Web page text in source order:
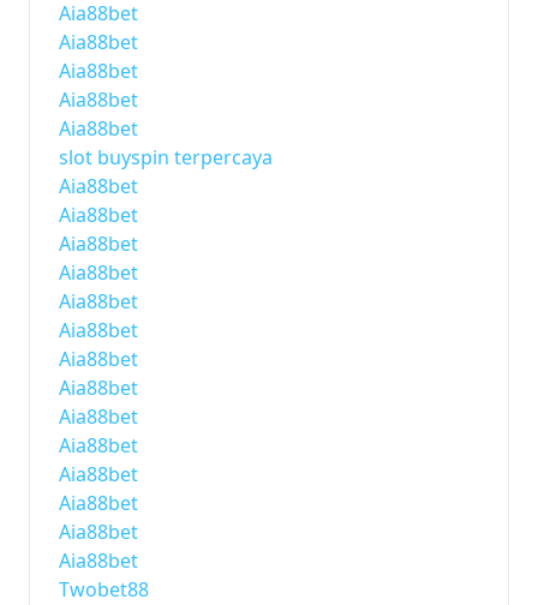
Aia88bet
Aia88bet
Aia88bet
Aia88bet
Aia88bet
slot buyspin terpercaya
Aia88bet
Aia88bet
Aia88bet
Aia88bet
Aia88bet
Aia88bet
Aia88bet
Aia88bet
Aia88bet
Aia88bet
Aia88bet
Aia88bet
Aia88bet
Aia88bet
Twobet88